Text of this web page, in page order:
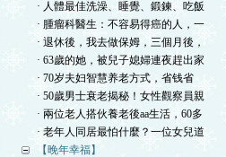
· 人體最佳洗澡、睡覺、鍛鍊、吃飯
· 腫瘤科醫生：不容易得癌的人，一
· 退休後，我去做保姆，三個月後，
· 63歲的她，被兒子媳婦連夜趕出家
· 70岁夫妇智慧养老方式，省钱省
· 50歲男士衰老揭秘！女性觀察員親
· 兩位老人搭伙養老後aa生活，60多
· 老年人同居最怕什麼？一位女兒道
【晚年幸福】